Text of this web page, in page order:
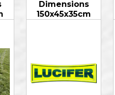
Dimensions
150x45x35cm